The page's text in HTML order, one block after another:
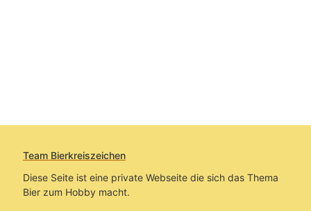
Team Bierkreiszeichen
Diese Seite ist eine private Webseite die sich das Thema
Bier zum Hobby macht.